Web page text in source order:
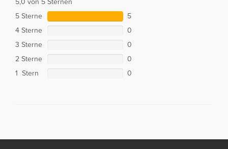
5,0 von 5 Sternen
5 Sterne
5
4 Sterne
0
3 Sterne
0
2 Sterne
0
1 Stern
0